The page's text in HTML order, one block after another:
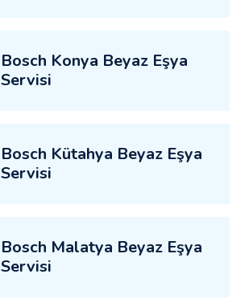
Bosch Konya Beyaz Eşya
Servisi
Bosch Kütahya Beyaz Eşya
Servisi
Bosch Malatya Beyaz Eşya
Servisi